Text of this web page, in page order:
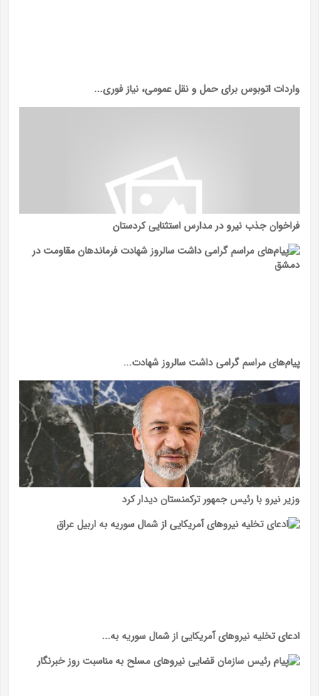
واردات اتوبوس برای حمل و نقل عمومی، نیاز فوری...
فراخوان جذب نیرو در مدارس استثنایی کردستان
پیام‌های مراسم گرامی داشت سالروز شهادت...
وزیر نیرو با رئیس جمهور ترکمنستان دیدار کرد
ادعای تخلیه نیرو‌های آمریکایی از شمال سوریه به...